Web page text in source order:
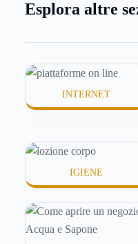
meno confortevole.
o difficili da assorbire.
Esplora altre
INTERNET
IGIENE